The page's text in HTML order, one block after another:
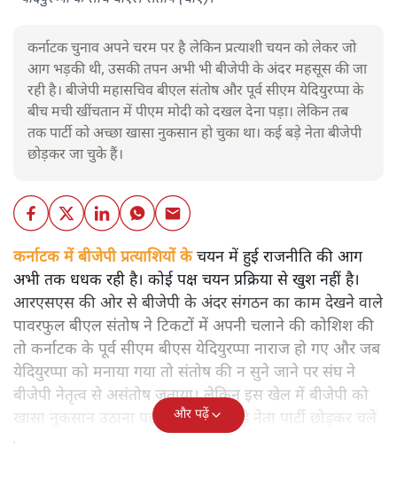
कर्नाटक चुनाव अपने चरम पर है लेकिन प्रत्याशी चयन को लेकर जो
आग भड़की थी, उसकी तपन अभी भी बीजेपी के अंदर महसूस की जा
रही है। बीजेपी महासचिव बीएल संतोष और पूर्व सीएम येदियुरप्पा के
बीच मची खींचतान में पीएम मोदी को दखल देना पड़ा। लेकिन तब
तक पार्टी को अच्छा खासा नुकसान हो चुका था। कई बड़े नेता बीजेपी
छोड़कर जा चुके हैं।
कर्नाटक में बीजेपी प्रत्याशियों केचयन में हुई राजनीति की आग
अभी तक धधक रही है। कोई पक्ष चयन प्रक्रिया से खुश नहीं है।
आरएसएस की ओर से बीजेपी के अंदर संगठन का काम देखने वाले
पावरफुल बीएल संतोष ने टिकटों में अपनी चलाने की कोशिश की
तो कर्नाटक के पूर्व सीएम बीएस येदियुरप्पा नाराज हो गए और जब
येदियुरप्पा को मनाया गया तो संतोष की न सुने जाने पर संघ ने
बीजेपी नेतृत्व से असंतोष जताया। लेकिन इस खेल में बीजेपी को
खासा नुकसान उठाना पड़ा। उसके कई बड़े नेता पार्टी छोड़कर चले
गए।
और पढ़ें